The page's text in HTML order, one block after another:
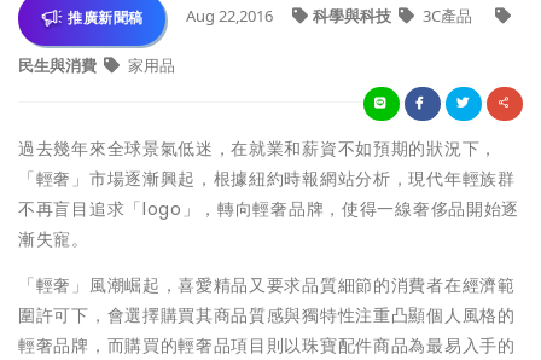
推廣新聞稿 Aug 22,2016 科學與科技 3C產品
民生與消費 家用品
過去幾年來全球景氣低迷，在就業和薪資不如預期的狀況下，
「輕奢」市場逐漸興起，根據紐約時報網站分析，現代年輕族群
不再盲目追求「logo」，轉向輕奢品牌，使得一線奢侈品開始逐
漸失寵。
「輕奢」風潮崛起，喜愛精品又要求品質細節的消費者在經濟範
圍許可下，會選擇購買其商品質感與獨特性注重凸顯個人風格的
輕奢品牌，而購買的輕奢品項目則以珠寶配件商品為最易入手的